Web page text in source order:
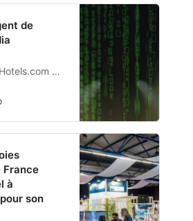
de
et
en
France
à
son